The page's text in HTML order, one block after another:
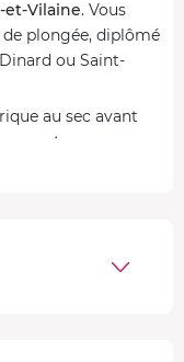
et-Vilaine. Vous
plongée, diplômé
ou Saint-
au sec avant
jusqu'à 6 mètres